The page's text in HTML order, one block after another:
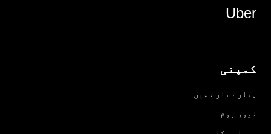
Uber
کمپنی
ہمارے بارے میں
نیوز روم